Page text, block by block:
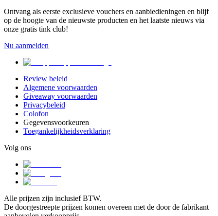
Ontvang als eerste exclusieve vouchers en aanbiedieningen en blijf
op de hoogte van de nieuwste producten en het laatste nieuws via
onze gratis tink club!
Nu aanmelden
Review beleid
Algemene voorwaarden
Giveaway voorwaarden
Privacybeleid
Colofon
Gegevensvoorkeuren
Toegankelijkheidsverklaring
Volg ons
Alle prijzen zijn inclusief BTW.
De doorgestreepte prijzen komen overeen met de door de fabrikant